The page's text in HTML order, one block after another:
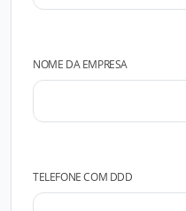
NOME DA EMPRESA
TELEFONE COM DDD